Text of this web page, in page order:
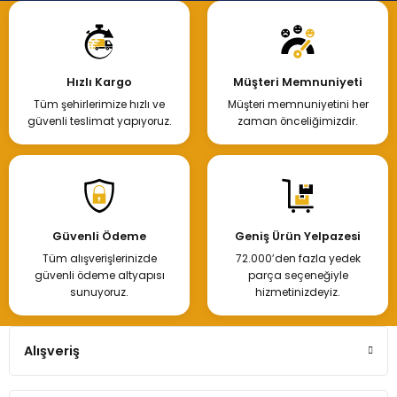
Hızlı Kargo
Tüm şehirlerimize hızlı ve
güvenli teslimat yapıyoruz.
Müşteri Memnuniyeti
Müşteri memnuniyetini her
zaman önceliğimizdir.
Güvenli Ödeme
Tüm alışverişlerinizde
güvenli ödeme altyapısı
sunuyoruz.
Geniş Ürün Yelpazesi
72.000’den fazla yedek
parça seçeneğiyle
hizmetinizdeyiz.
Alışveriş